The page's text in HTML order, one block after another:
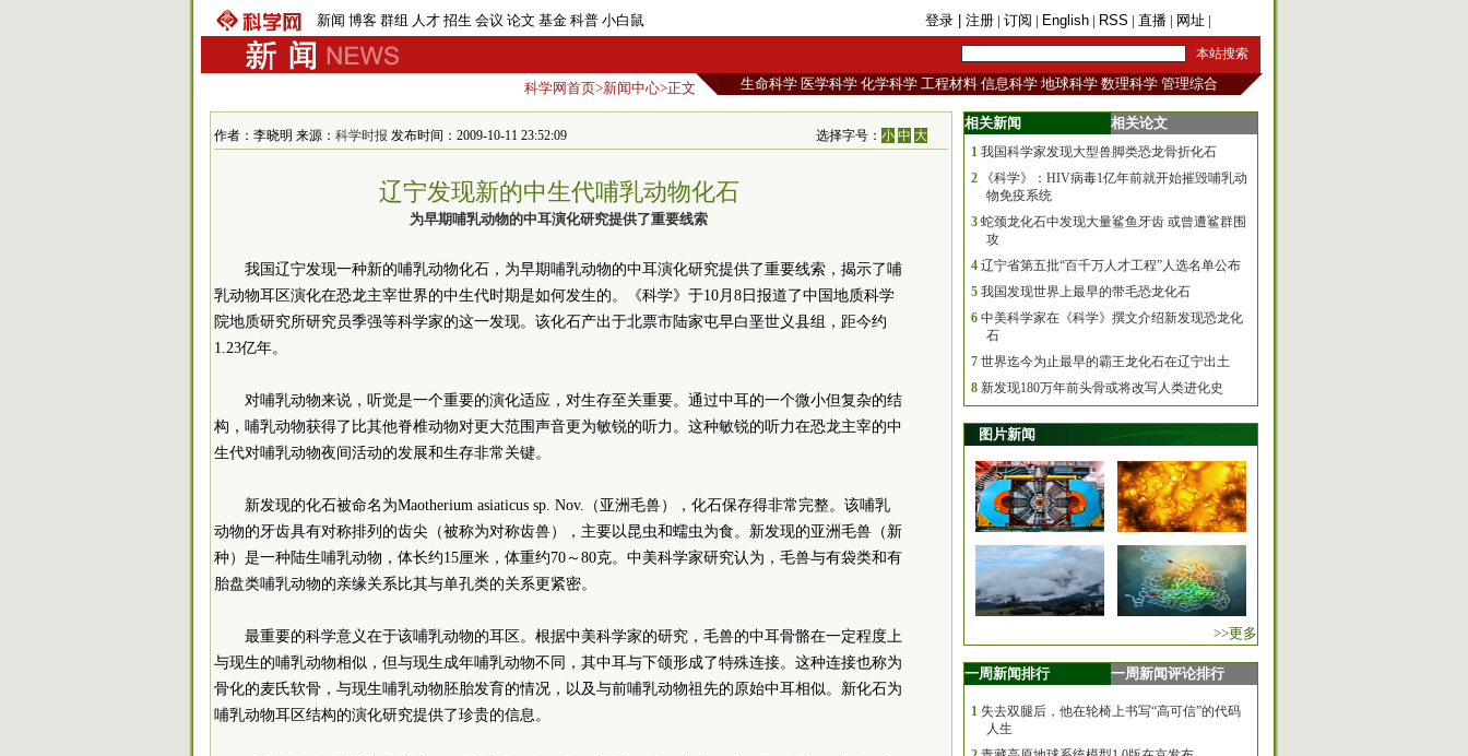
新闻 博客 群组 人才 招生 会议 论文 基金 科普 小白鼠 登录 | 注册 | 订阅 | English | RSS | 直播 | 网址 |
科学网首页>新闻中心>正文 生命科学 医学科学 化学科学 工程材料 信息科学 地球科学 数理科学 管理综合
作者：李晓明 来源： 科学时报 发布时间：2009-10-11 23:52:09 选择字号：小 中 大
辽宁发现新的中生代哺乳动物化石
为早期哺乳动物的中耳演化研究提供了重要线索
我国辽宁发现一种新的哺乳动物化石，为早期哺乳动物的中耳演化研究提供了重要线索，揭示了哺
乳动物耳区演化在恐龙主宰世界的中生代时期是如何发生的。《科学》于10月8日报道了中国地质科学
院地质研究所研究员季强等科学家的这一发现。该化石产出于北票市陆家屯早白垩世义县组，距今约
1.23亿年。
对哺乳动物来说，听觉是一个重要的演化适应，对生存至关重要。通过中耳的一个微小但复杂的结
构，哺乳动物获得了比其他脊椎动物对更大范围声音更为敏锐的听力。这种敏锐的听力在恐龙主宰的中
生代对哺乳动物夜间活动的发展和生存非常关键。
新发现的化石被命名为Maotherium asiaticus sp. Nov.（亚洲毛兽），化石保存得非常完整。该哺乳
动物的牙齿具有对称排列的齿尖（被称为对称齿兽），主要以昆虫和蠕虫为食。新发现的亚洲毛兽（新
种）是一种陆生哺乳动物，体长约15厘米，体重约70～80克。中美科学家研究认为，毛兽与有袋类和有
胎盘类哺乳动物的亲缘关系比其与单孔类的关系更紧密。
最重要的科学意义在于该哺乳动物的耳区。根据中美科学家的研究，毛兽的中耳骨骼在一定程度上
与现生的哺乳动物相似，但与现生成年哺乳动物不同，其中耳与下颌形成了特殊连接。这种连接也称为
骨化的麦氏软骨，与现生哺乳动物胚胎发育的情况，以及与前哺乳动物祖先的原始中耳相似。新化石为
哺乳动物耳区结构的演化研究提供了珍贵的信息。
相关新闻 相关论文
1 我国科学家发现大型兽脚类恐龙骨折化石
2
《科学》：HIV病毒1亿年前就开始摧毁哺乳动
物免疫系统
3 蛇颈龙化石中发现大量鲨鱼牙齿 或曾遭鲨群围
攻
4 辽宁省第五批“百千万人才工程”人选名单公布
5 我国发现世界上最早的带毛恐龙化石
6 中美科学家在《科学》撰文介绍新发现恐龙化
石
7 世界迄今为止最早的霸王龙化石在辽宁出土
8 新发现180万年前头骨或将改写人类进化史
图片新闻
>>更多
一周新闻排行 一周新闻评论排行
1 失去双腿后，他在轮椅上书写“高可信”的代码
人生